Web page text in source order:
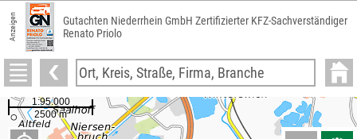
Anzeigen
Gutachten Niederrhein GmbH Zertifizierter KFZ-Sachverständiger
Renato Priolo